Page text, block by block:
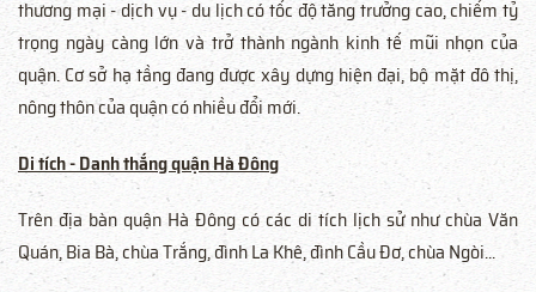
thương mại - dịch vụ - du lịch có tốc độ tăng trưởng cao, chiếm tỷ
trọng ngày càng lớn và trở thành ngành kinh tế mũi nhọn của
quận. Cơ sở hạ tầng đang được xây dựng hiện đại, bộ mặt đô thị,
nông thôn của quận có nhiều đổi mới.
Di tích - Danh thắng quận Hà Đông
Trên địa bàn quận Hà Đông có các di tích lịch sử như chùa Văn
Quán, Bia Bà, chùa Trắng, đình La Khê, đình Cầu Đơ, chùa Ngòi...